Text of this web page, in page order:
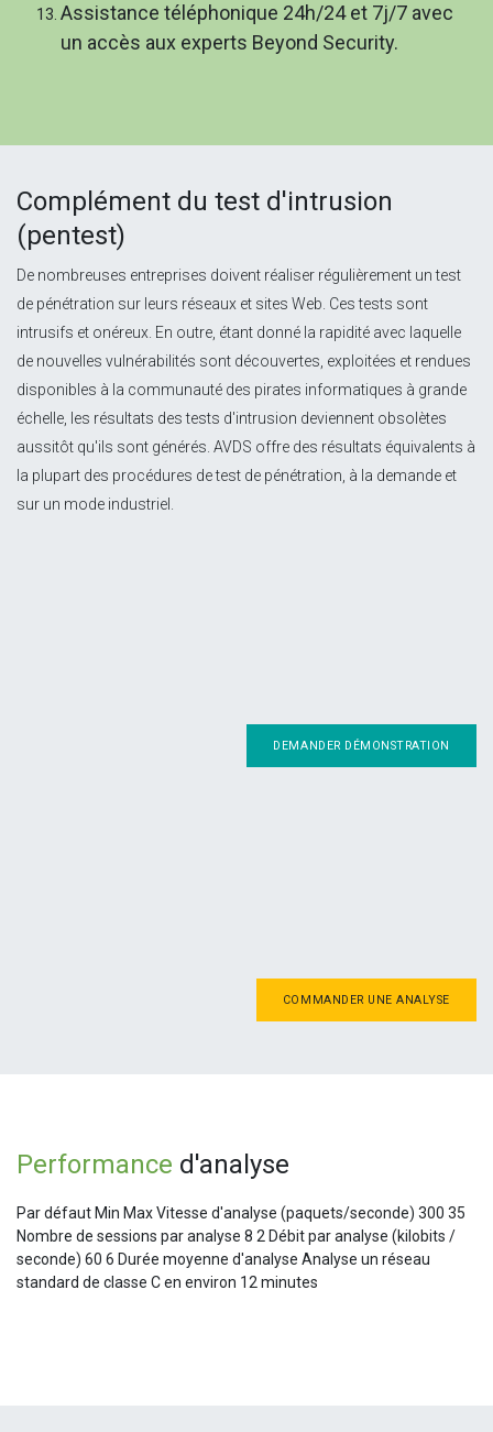
Assistance téléphonique 24h/24 et 7j/7 avec
un accès aux experts Beyond Security.
Complément du test d'intrusion
(pentest)
De nombreuses entreprises doivent réaliser régulièrement un test
de pénétration sur leurs réseaux et sites Web. Ces tests sont
intrusifs et onéreux. En outre, étant donné la rapidité avec laquelle
de nouvelles vulnérabilités sont découvertes, exploitées et rendues
disponibles à la communauté des pirates informatiques à grande
échelle, les résultats des tests d'intrusion deviennent obsolètes
aussitôt qu'ils sont générés. AVDS offre des résultats équivalents à
la plupart des procédures de test de pénétration, à la demande et
sur un mode industriel.
DEMANDER DÉMONSTRATION
COMMANDER UNE ANALYSE
Performance d'analyse
Par défaut Min Max Vitesse d'analyse (paquets/seconde) 300 35
Nombre de sessions par analyse 8 2 Débit par analyse (kilobits /
seconde) 60 6 Durée moyenne d'analyse Analyse un réseau
standard de classe C en environ 12 minutes